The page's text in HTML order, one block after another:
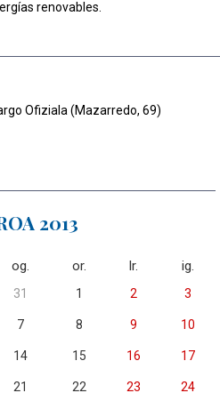
renovables.
Ofiziala (Mazarredo, 69)
2013
og. or. lr. ig.
31 1 2 3
7 8 9 10
14 15 16 17
21 22 23 24